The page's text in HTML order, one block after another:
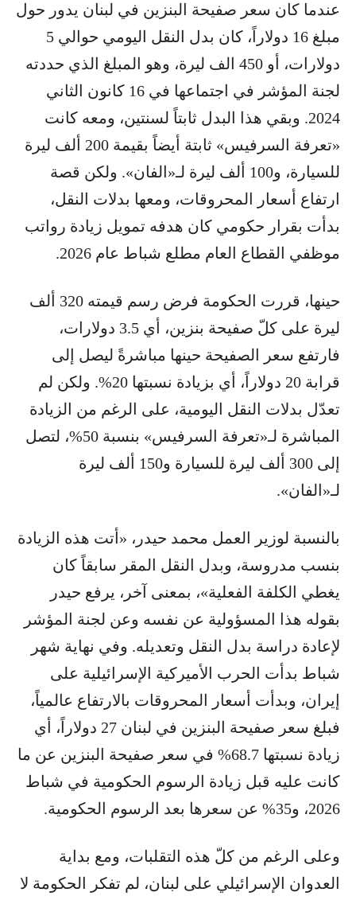
عندما كان سعر صفيحة البنزين في لبنان يدور حول
مبلغ 16 دولاراً، كان بدل النقل اليومي حوالي 5
دولارات، أو 450 الف ليرة، وهو المبلغ الذي حددته
لجنة المؤشر في اجتماعها في 16 كانون الثاني
2024. وبقي هذا البدل ثابتاً لسنتين، ومعه كانت
«تعرفة السرفيس» ثابتة أيضاً بقيمة 200 ألف ليرة
للسيارة، و100 ألف ليرة لـ«الفان». ولكن قصة
ارتفاع أسعار المحروقات، ومعها بدلات النقل،
بدأت بقرار حكومي كان هدفه تمويل زيادة رواتب
موظفي القطاع العام مطلع شباط عام 2026.
حينها، قررت الحكومة فرض رسم قيمته 320 ألف
ليرة على كلّ صفيحة بنزين، أي 3.5 دولارات،
فارتفع سعر الصفيحة حينها مباشرةً ليصل إلى
قرابة 20 دولاراً، أي بزيادة نسبتها 20%. ولكن لم
تعدّل بدلات النقل اليومية، على الرغم من الزيادة
المباشرة لـ«تعرفة السرفيس» بنسبة 50%، لتصل
إلى 300 ألف ليرة للسيارة و150 ألف ليرة
لـ«الفان».
بالنسبة لوزير العمل محمد حيدر، «أتت هذه الزيادة
بنسب مدروسة، وبدل النقل المقر سابقاً كان
يغطي الكلفة الفعلية»، بمعنى آخر، يرفع حيدر
بقوله هذا المسؤولية عن نفسه وعن لجنة المؤشر
لإعادة دراسة بدل النقل وتعديله. وفي نهاية شهر
شباط بدأت الحرب الأميركية الإسرائيلية على
إيران، وبدأت أسعار المحروقات بالارتفاع عالمياً،
فبلغ سعر صفيحة البنزين في لبنان 27 دولاراً، أي
زيادة نسبتها 68.7% في سعر صفيحة البنزين عن ما
كانت عليه قبل زيادة الرسوم الحكومية في شباط
2026، و35% عن سعرها بعد الرسوم الحكومية.
وعلى الرغم من كلّ هذه التقلبات، ومع بداية
العدوان الإسرائيلي على لبنان، لم تفكر الحكومة لا